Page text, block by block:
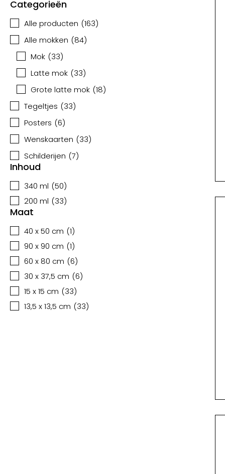
Categorieën
Alle producten (163)
Alle mokken (84)
Mok (33)
Latte mok (33)
Grote latte mok (18)
Tegeltjes (33)
Posters (6)
Wenskaarten (33)
Schilderijen (7)
Inhoud
340 ml (50)
200 ml (33)
Maat
40 x 50 cm (1)
90 x 90 cm (1)
60 x 80 cm (6)
30 x 37,5 cm (6)
15 x 15 cm (33)
13,5 x 13,5 cm (33)